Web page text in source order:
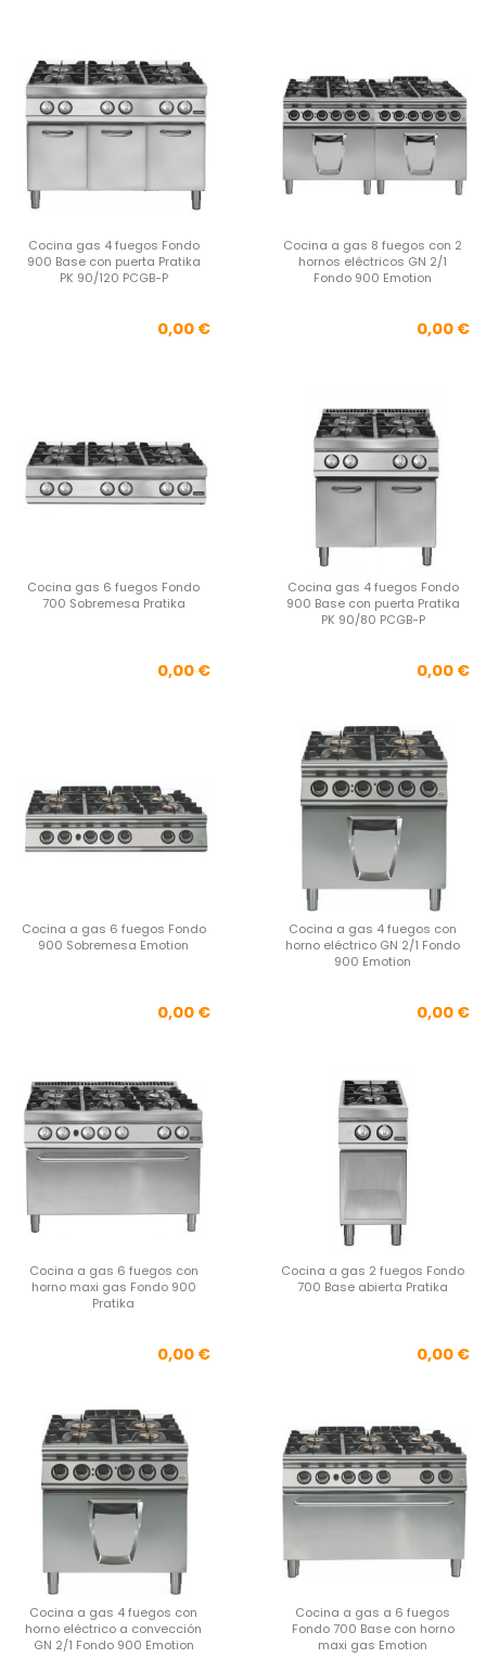
Cocina gas 4 fuegos Fondo
900 Base con puerta Pratika
PK 90/120 PCGB-P
Precio
0,00 €
Cocina a gas 8 fuegos con 2
hornos eléctricos GN 2/1
Fondo 900 Emotion
0,00 €
Cocina gas 6 fuegos Fondo
700 Sobremesa Pratika
Precio
0,00 €
Cocina gas 4 fuegos Fondo
900 Base con puerta Pratika
PK 90/80 PCGB-P
0,00 €
Cocina a gas 6 fuegos Fondo
900 Sobremesa Emotion
Precio
0,00 €
Cocina a gas 4 fuegos con
horno eléctrico GN 2/1 Fondo
900 Emotion
0,00 €
Cocina a gas 6 fuegos con
horno maxi gas Fondo 900
Pratika
Precio
0,00 €
Cocina a gas 2 fuegos Fondo
700 Base abierta Pratika
0,00 €
Cocina a gas 4 fuegos con
horno eléctrico a convección
GN 2/1 Fondo 900 Emotion
Cocina a gas a 6 fuegos
Fondo 700 Base con horno
maxi gas Emotion